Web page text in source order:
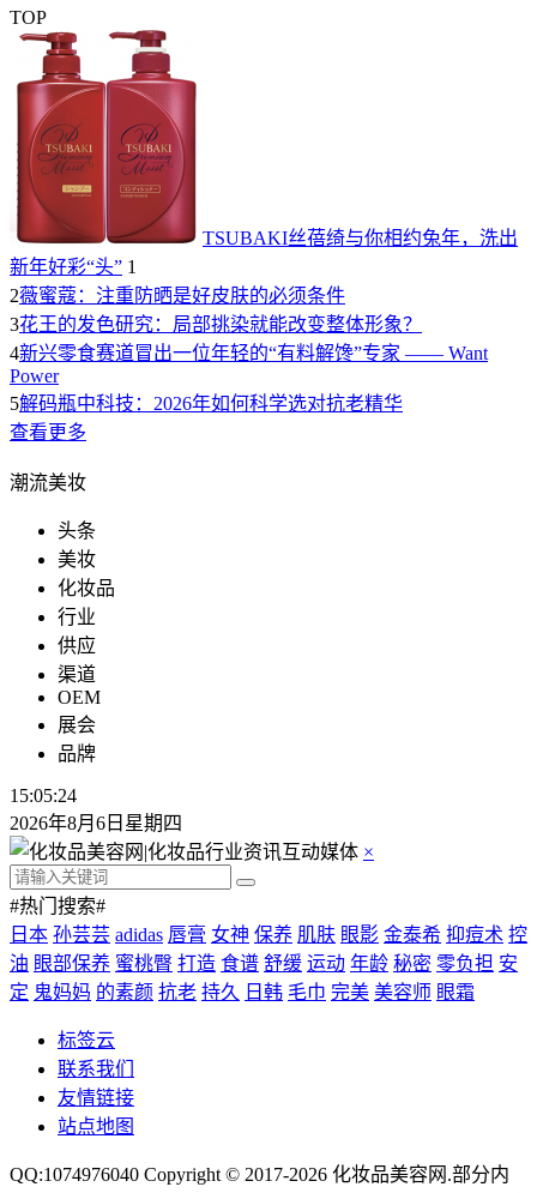
TOP
TSUBAKI丝蓓绮与你相约兔年，洗出
新年好彩“头” 1
2薇蜜蔻：注重防晒是好皮肤的必须条件
3花王的发色研究：局部挑染就能改变整体形象？
4新兴零食赛道冒出一位年轻的“有料解馋”专家 —— Want
Power
5解码瓶中科技：2026年如何科学选对抗老精华
查看更多
潮流美妆
头条
美妆
化妆品
行业
供应
渠道
OEM
展会
品牌
15:05:25
2026年8月6日星期四
×
#热门搜索#
日本 孙芸芸 adidas 唇膏 女神 保养 肌肤 眼影 金泰希 抑痘术 控
油 眼部保养 蜜桃臀 打造 食谱 舒缓 运动 年龄 秘密 零负担 安
定 鬼妈妈 的素颜 抗老 持久 日韩 毛巾 完美 美容师 眼霜
标签云
联系我们
友情链接
站点地图
QQ:1074976040 Copyright © 2017-2026 化妆品美容网 .部分内